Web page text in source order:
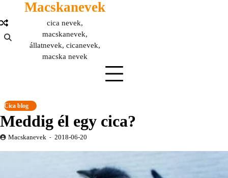
Macskanevek
cica nevek,
macskanevek,
állatnevek, cicanevek,
macska nevek
Cica blog
Meddig él egy cica?
Macskanevek 2018-06-20